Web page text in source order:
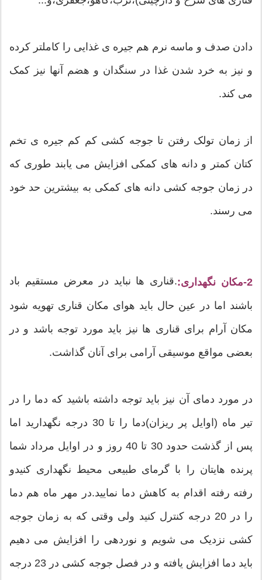
دادن صدف و ماسه نرم هم جیره ی غذایی را کاملتر کرده
و نیز به خرد شدن غذا در سنگدان و هضم آنها نیز کمک
می کند.
از زمان تولک رفتن تا جوجه کشی کم کم جیره ی تخم
کتان کمتر و دانه های کمکی افزایش می یابند طوری که
در زمان جوجه کشی دانه های کمکی به بیشترین حد خود
می رسند.
2-مکان نگهداری: .قناری ها نباید در معرض مستقیم باد
باشند اما در عین حال باید هوای مکان قناری تهویه شود
مکان آرام برای قناری ها نیز باید مورد توجه باشد و در
بعضی مواقع موسیقی آرامی برای آنان گذاشت.
در مورد دمای آن نیز باید توجه داشته باشید که دما را در
تیر ماه (اوایل پر ریزان)دما را تا 30 درجه نگهدارید اما
پس از گذشت حدود 30 تا 40 روز و در اوایل مرداد شما
پرنده هایتان را با گرمای طبیعی محیط نگهداری کنیدو
رفته رفته اقدام به کاهش دما نمایید.در مهر ماه هم دما
را در 20 درجه کنترل کنید ولی وقتی که به زمان جوجه
کشی نزدیک می شویم و نوردهی را افزایش می دهیم
باید دما افزایش یافته و در فصل جوجه کشی در 23 درجه